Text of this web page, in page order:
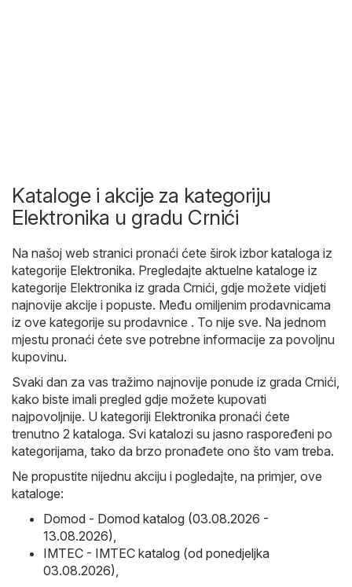
Kataloge i akcije za kategoriju
Elektronika u gradu Crnići
Na našoj web stranici pronaći ćete širok izbor kataloga iz
kategorije Elektronika. Pregledajte aktuelne kataloge iz
kategorije Elektronika iz grada Crnići, gdje možete vidjeti
najnovije akcije i popuste. Među omiljenim prodavnicama
iz ove kategorije su prodavnice . To nije sve. Na jednom
mjestu pronaći ćete sve potrebne informacije za povoljnu
kupovinu.
Svaki dan za vas tražimo najnovije ponude iz grada Crnići,
kako biste imali pregled gdje možete kupovati
najpovoljnije. U kategoriji Elektronika pronaći ćete
trenutno 2 kataloga. Svi katalozi su jasno raspoređeni po
kategorijama, tako da brzo pronađete ono što vam treba.
Ne propustite nijednu akciju i pogledajte, na primjer, ove
kataloge:
Domod - Domod katalog (03.08.2026 -
13.08.2026),
IMTEC - IMTEC katalog (od ponedjeljka
03.08.2026),